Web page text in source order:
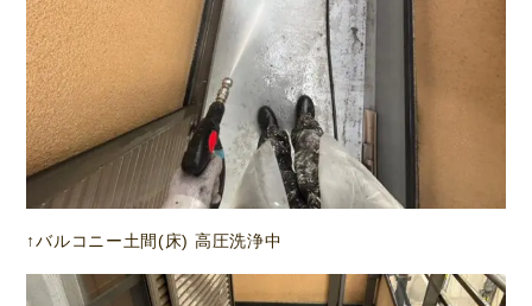
↑バルコニー土間(床) 高圧洗浄中